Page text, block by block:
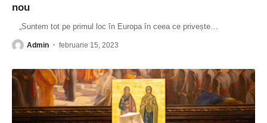
nou
„Suntem tot pe primul loc în Europa în ceea ce privește
Admin februarie 15, 2023